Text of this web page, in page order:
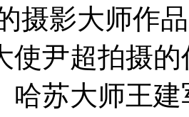
摄影大师作
使尹超拍摄
哈苏大师王